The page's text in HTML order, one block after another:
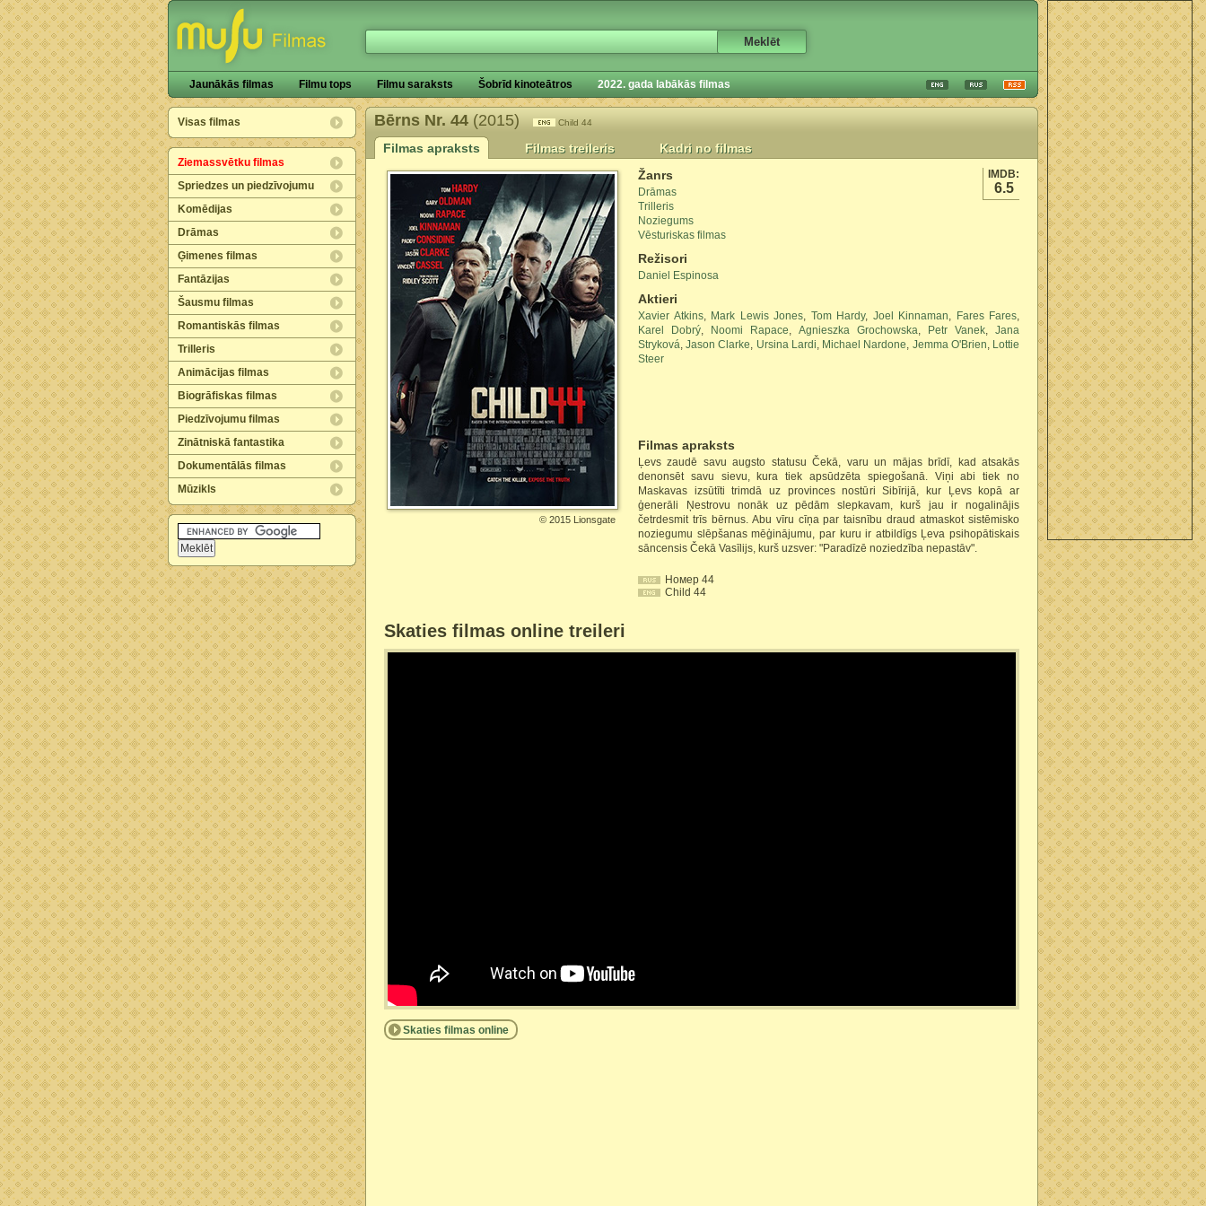
Jaunākās filmas Filmu tops Filmu saraksts Šobrīd kinoteātros 2022. gada labākās filmas
Visas filmas
Ziemassvētku filmas
Spriedzes un piedzīvojumu
Komēdijas
Drāmas
Ģimenes filmas
Fantāzijas
Šausmu filmas
Romantiskās filmas
Trilleris
Animācijas filmas
Biogrāfiskas filmas
Piedzīvojumu filmas
Zinātniskā fantastika
Dokumentālās filmas
Mūzikls
Bērns Nr. 44 (2015) Child 44
Filmas apraksts Filmas treileris Kadri no filmas
IMDB:
6.5
Žanrs
Drāmas
Trilleris
Noziegums
Vēsturiskas filmas
Režisori
Daniel Espinosa
Aktieri
Xavier Atkins, Mark Lewis Jones, Tom Hardy, Joel Kinnaman, Fares Fares,
Karel Dobrý, Noomi Rapace, Agnieszka Grochowska, Petr Vanek, Jana
Stryková,Jason Clarke, Ursina Lardi, Michael Nardone, Jemma O'Brien, Lottie
Steer
Filmas apraksts
Ļevs zaudē savu augsto statusu Čekā, varu un mājas brīdī, kad atsakās
denonsēt savu sievu, kura tiek apsūdzēta spiegošanā. Viņi abi tiek no
Maskavas izsūtīti trimdā uz provinces nostūri Sibīrijā, kur Ļevs kopā ar
ģenerāli Ņestrovu nonāk uz pēdām slepkavam, kurš jau ir nogalinājis
četrdesmit trīs bērnus. Abu vīru cīņa par taisnību draud atmaskot sistēmisko
noziegumu slēpšanas mēģinājumu, par kuru ir atbildīgs Ļeva psihopātiskais
sāncensis Čekā Vasīlijs, kurš uzsver: "Paradīzē noziedzība nepastāv".
Номер 44
Child 44
© 2015 Lionsgate
Skaties filmas online treileri
Skaties filmas online